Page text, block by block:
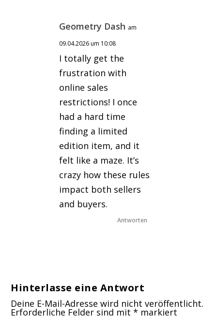
Geometry Dash am
09.04.2026 um 10:08
I totally get the
frustration with
online sales
restrictions! I once
had a hard time
finding a limited
edition item, and it
felt like a maze. It’s
crazy how these rules
impact both sellers
and buyers.
Antworten
Hinterlasse eine Antwort
Deine E-Mail-Adresse wird nicht veröffentlicht.
Erforderliche Felder sind mit* markiert